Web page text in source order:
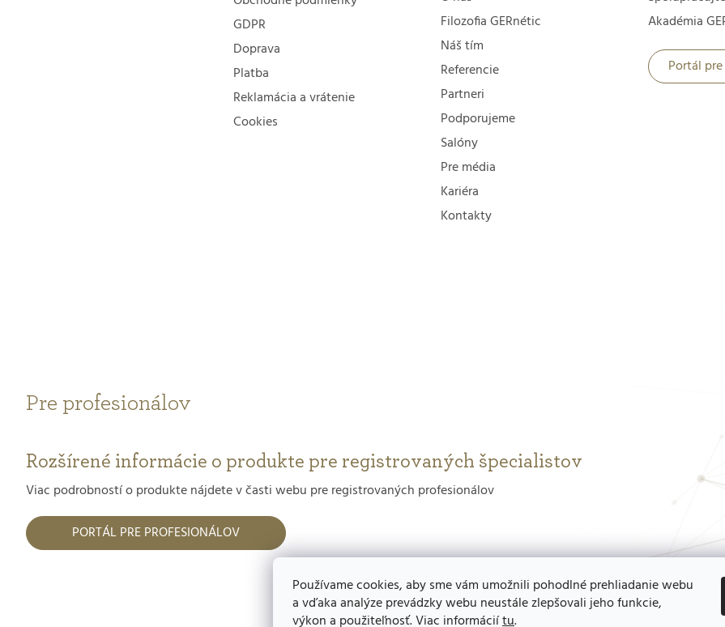
Používame cookies, aby sme vám umožnili pohodlné prehliadanie webu
a vďaka analýze prevádzky webu neustále zlepšovali jeho funkcie,
výkon a použiteľnosť. Viac informáciítu.
GDPR
Doprava
Platba
Reklamácia a vrátenie
Cookies
Filozofia GERnétic
Náš tím
Referencie
Partneri
Podporujeme
Salóny
Pre média
Kariéra
Kontakty
Akadémia
Portál
Pre profesionálov
Rozšírené informácie o produkte pre registrovaných špecialistov
Viac podrobností o produkte nájdete v časti webu pre registrovaných profesionálov
PORTÁL PRE PROFESIONÁLOV